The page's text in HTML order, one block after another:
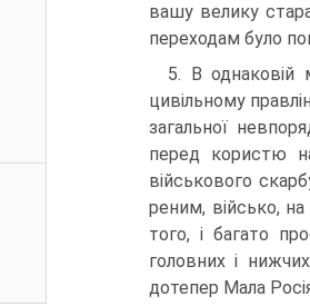
вашу велику
переходам було
5. В однаковій
цивільному
загальної
перед користю
військового
реним, військо,
того, і багато
головних і
дотепер Мала